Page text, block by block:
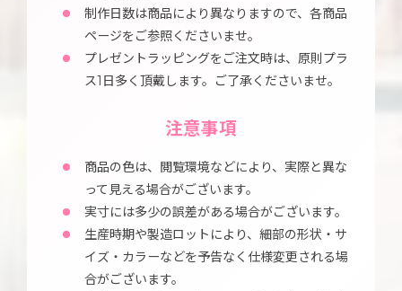
制作日数は商品により異なりますので、各商品
ページをご参照くださいませ。
プレゼントラッピングをご注文時は、原則プラ
ス1日多く頂戴します。ご了承くださいませ。
注意事項
商品の色は、閲覧環境などにより、実際と異な
って見える場合がございます。
実寸には多少の誤差がある場合がございます。
生産時期や製造ロットにより、細部の形状・サ
イズ・カラーなどを予告なく仕様変更される場
合がございます。